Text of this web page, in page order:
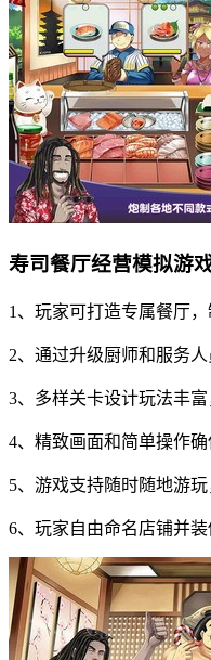
寿司餐厅经营模拟游戏
1、玩家可打造专属餐厅
2、通过升级厨师和服务
3、多样关卡设计玩法丰
4、精致画面和简单操作
5、游戏支持随时随地游
6、玩家自由命名店铺并